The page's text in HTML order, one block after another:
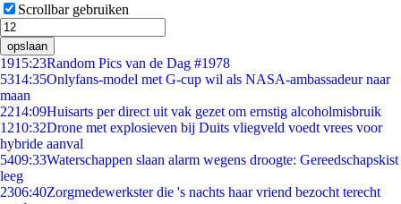
Scrollbar gebruiken
opslaan
1915:23Random Pics van de Dag #1978
5314:35Onlyfans-model met G-cup wil als NASA-ambassadeur naar
maan
2214:09Huisarts per direct uit vak gezet om ernstig alcoholmisbruik
1210:32Drone met explosieven bij Duits vliegveld voedt vrees voor
hybride aanval
5409:33Waterschappen slaan alarm wegens droogte: Gereedschapskist
leeg
2306:40Zorgmedewerkster die 's nachts haar vriend bezocht terecht